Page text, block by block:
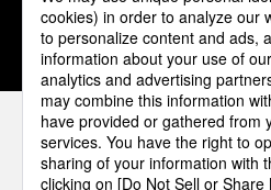
1 2 3
パナソニックの電気設